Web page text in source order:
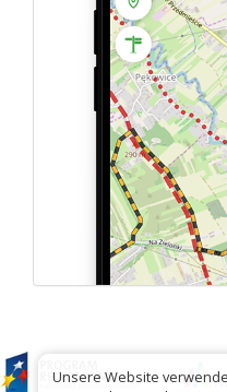
Unsere Website